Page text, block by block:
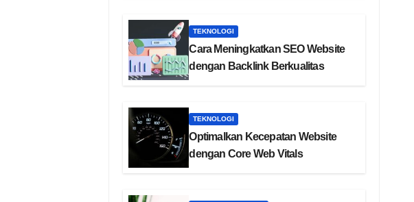
TEKNOLOGI
Cara Meningkatkan SEO Website
dengan Backlink Berkualitas
TEKNOLOGI
Optimalkan Kecepatan Website
dengan Core Web Vitals